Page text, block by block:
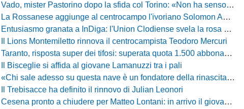
Vado, mister Pastorino dopo la sfida col Torino: «Non ha senso chiudersi e fare le barricate»
La Rossanese aggiunge al centrocampo l'ivoriano Solomon Andrews Manu
Entusiasmo granata a InDiga: l'Union Clodiense svela la rosa per la nuova annata
Il Lions Montemiletto rinnova il centrocampista Teodoro Mercuri
Taranto, risposta super dei tifosi: superata quota 1.500 abbonamenti
Il Bisceglie si affida al giovane Lamanuzzi tra i pali
«Chi sale adesso su questa nave è un fondatore della rinascita»: Davis carica l'ambiente Messina
Il Trebisacce ha definito il rinnovo di Julian Leonori
Cesena pronto a chiudere per Matteo Lontani: in arrivo il giovane talento dello Spezia